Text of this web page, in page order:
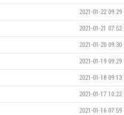
2021-01-22 09:29
2021-01-21 07:52
2021-01-20 09:30
2021-01-19 09:29
2021-01-18 09:13
2021-01-17 10:22
2021-01-16 07:59